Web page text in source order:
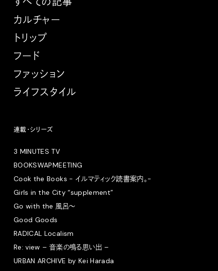
カルチャー
トリップ
フード
ファッション
ライフスタイル
連載・シリーズ
3 MINUTES TV
BOOKSWAPMEETING
Cook the Books - イルマティック読書案内。-
Girls in the City “supplement”
Go with the 風呂〜
Good Goods
RADICAL Localism
Re: view – 音楽の鳴る思い出 –
URBAN ARCHIVE by Kei Harada